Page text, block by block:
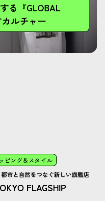
る『GLOBAL
ルチャー
ピング＆スタイル
市と自然をつなぐ新しい旗艦店
FLAGSHIP